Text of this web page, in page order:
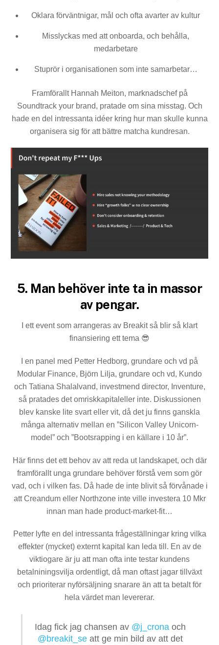
Oklara förväntnigar, mål och ofta avarter av kultur
Misslyckas med att onboarda, och behålla,
medarbetare
Stuprör i organisationen som inte samarbetar…
Framförallt Hannah Meiton, marknadschef på
Soundtrack your brand, pratade om sina misstag. Och
hade en del intressanta idéer kring hur man skulle kunna
organisera sig för att bättre matcha kundresan.
5. Man behöver inte ta in massor
av pengar.
I ett event som arrangeras av Breakit så blir så klart
finansiering ett tema 😎
I en panel med Petter Hedborg, grundare och vd på
Modular Finance, Björn Lilja, grundare och vd, Kundo
och Tatiana Shalalvand, investmend director, Inventure,
så pratades det omriskkapitaleller inte. Diskussionen
blev kanske lite svart eller vit, då det ju finns ganskla
många alternativ mellan en ”Silicon Valley Unicorn-
model” och ”Bootsrapping i en källare i 10 år”.
Här finns det ett behov av att reda ut landskapet, och där
framförallt unga grundare behöver förstå vem som gör
vad, och i vilken fas. Då hade de inte blivit så förvånade i
att Creandum eller Northzone inte ville investera 10 Mkr
innan man hade product-market-fit…
Petter lyfte en del intressanta frågeställningar kring vilka
effekter (mycket) externt kapital kan leda till. En av de
viktiogare är ju att man ofta inte testar kundens
betalniningsvilja ordentligt, då man oftast jagar tillväxt
och prioriterar nyförsäljning snarare än att ta betalt för
hela värdet man levererar.
Idag fick jag chansen av @j_crona och
@breakit_se att ge min bild av att det